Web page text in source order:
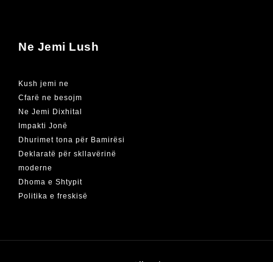
Ne Jemi Lush
Kush jemi ne
Cfarë ne besojm
Ne Jemi Dixhital
Impakti Jonë
Dhurimet tona për Bamirësi
Deklaratë për skllavërinë
moderne
Dhoma e Shtypit
Politika e freskisë